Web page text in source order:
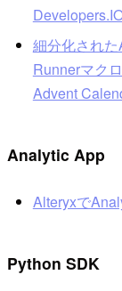
細分化され
Runnerマク
Advent
Analytic App
Alteryxで
Python SDK